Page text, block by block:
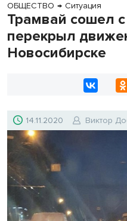
ОБЩЕСТВО → Ситуация
Трамвай сошел
перекрыл
Новосибирске
14.11.2020 Виктор